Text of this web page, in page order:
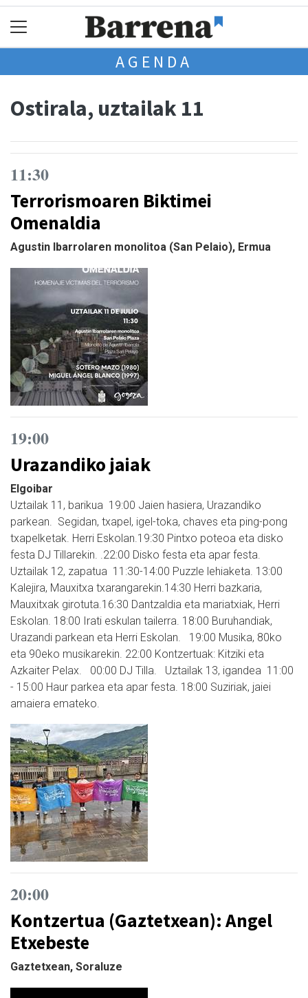
AGENDA
Ostirala, uztailak 11
11:30
Terrorismoaren Biktimei
Omenaldia
Agustin Ibarrolaren monolitoa (San Pelaio), Ermua
19:00
Urazandiko jaiak
Elgoibar
Uztailak 11, barikua 19:00 Jaien hasiera, Urazandiko
parkean. Segidan, txapel, igel-toka, chaves eta ping-pong
txapelketak. Herri Eskolan.19:30 Pintxo poteoa eta disko
festa DJ Tillarekin. .22:00 Disko festa eta apar festa.
Uztailak 12, zapatua 11:30-14:00 Puzzle lehiaketa. 13:00
Kalejira, Mauxitxa txarangarekin.14:30 Herri bazkaria,
Mauxitxak girotuta.16:30 Dantzaldia eta mariatxiak, Herri
Eskolan. 18:00 Irati eskulan tailerra. 18:00 Buruhandiak,
Urazandi parkean eta Herri Eskolan. 19:00 Musika, 80ko
eta 90eko musikarekin. 22:00 Kontzertuak: Kitziki eta
Azkaiter Pelax. 00:00 DJ Tilla. Uztailak 13, igandea 11:00
- 15:00 Haur parkea eta apar festa. 18:00 Suziriak, jaiei
amaiera emateko.
20:00
Kontzertua (Gaztetxean): Angel
Etxebeste
Gaztetxean, Soraluze